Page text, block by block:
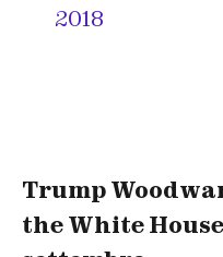
2018
Trump
the White